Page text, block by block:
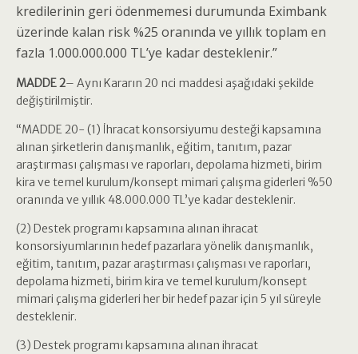
kredilerinin geri ödenmemesi durumunda Eximbank
üzerinde kalan risk %25 oranında ve yıllık toplam en
fazla 1.000.000.000 TL’ye kadar desteklenir.”
MADDE 2– Aynı Kararın 20 nci maddesi aşağıdaki şekilde
değiştirilmiştir.
“MADDE 20- (1) İhracat konsorsiyumu desteği kapsamına
alınan şirketlerin danışmanlık, eğitim, tanıtım, pazar
araştırması çalışması ve raporları, depolama hizmeti, birim
kira ve temel kurulum/konsept mimari çalışma giderleri %50
oranında ve yıllık 48.000.000 TL’ye kadar desteklenir.
(2) Destek programı kapsamına alınan ihracat
konsorsiyumlarının hedef pazarlara yönelik danışmanlık,
eğitim, tanıtım, pazar araştırması çalışması ve raporları,
depolama hizmeti, birim kira ve temel kurulum/konsept
mimari çalışma giderleri her bir hedef pazar için 5 yıl süreyle
desteklenir.
(3) Destek programı kapsamına alınan ihracat